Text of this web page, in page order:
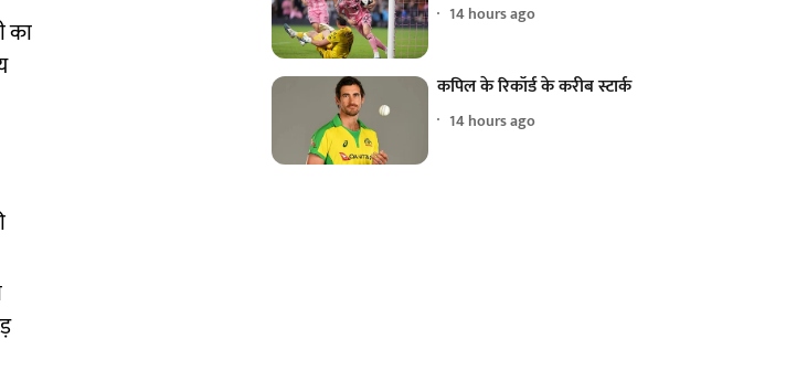
का
14 hours ago
कपिल के रिकॉर्ड के करीब स्टार्क
14 hours ago